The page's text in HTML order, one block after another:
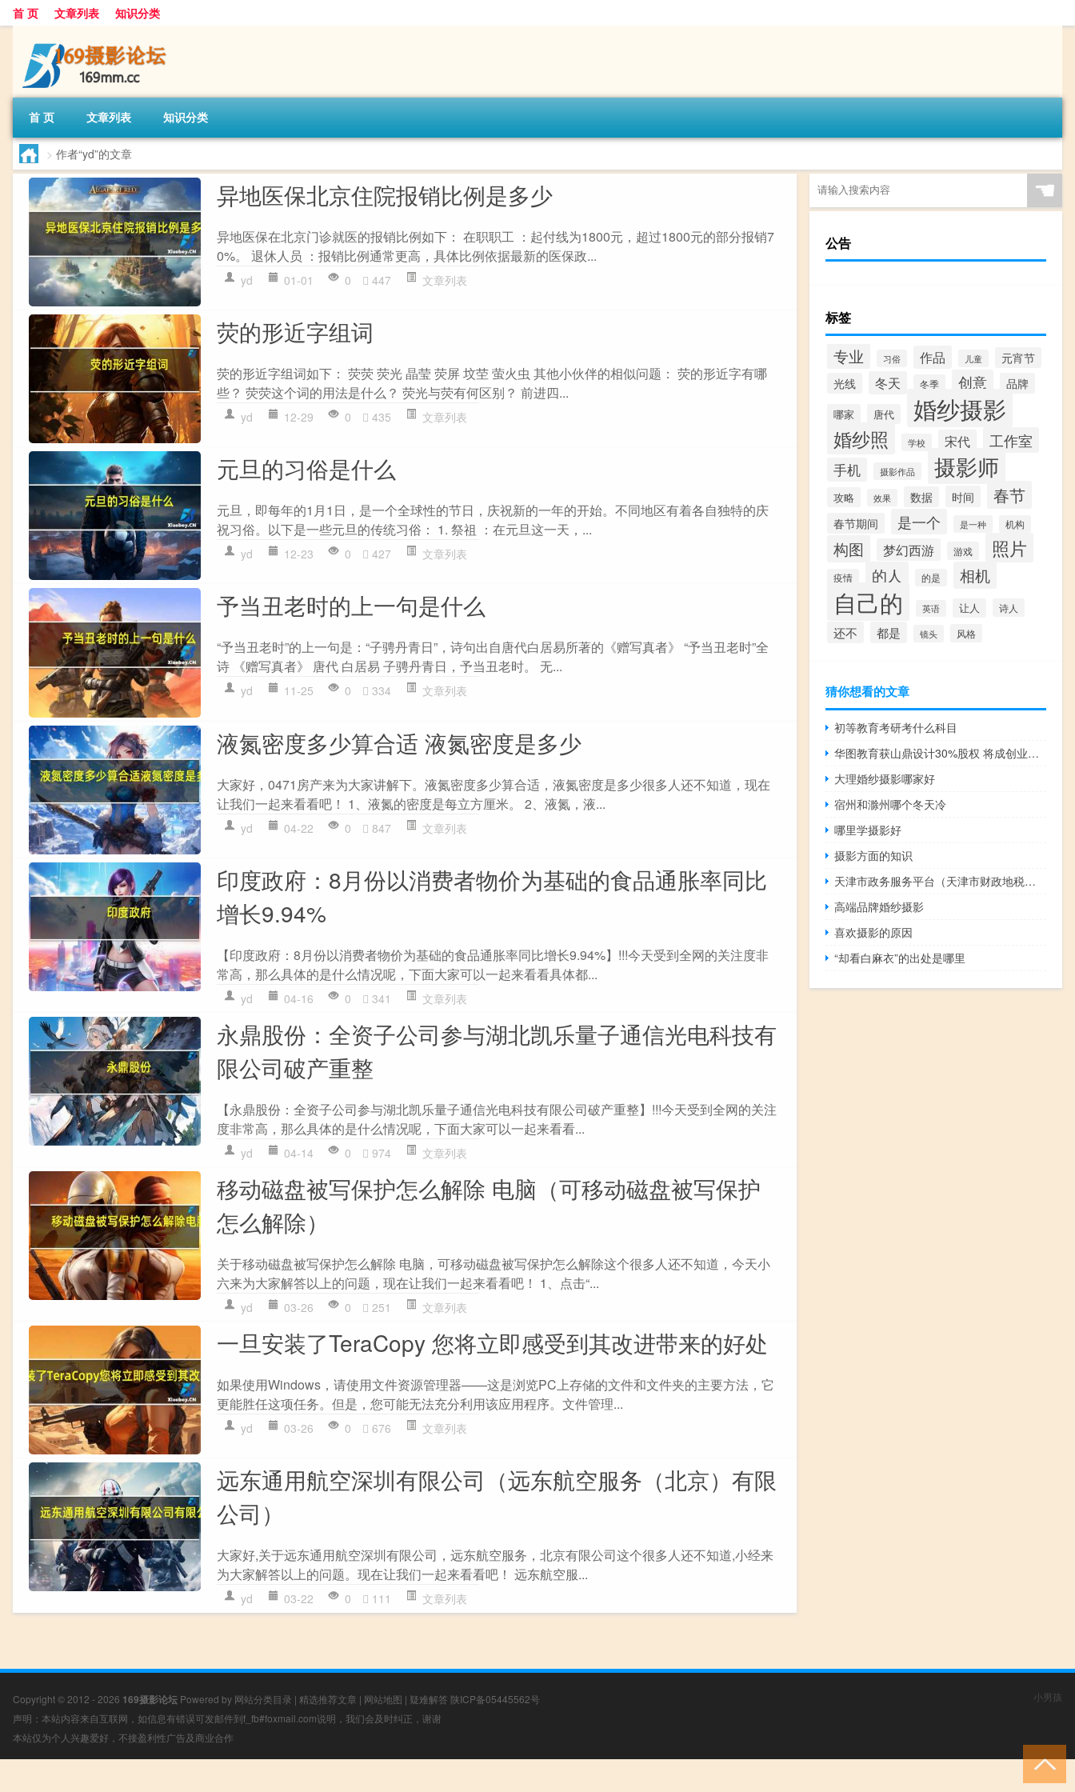
首 页 文章列表 知识分类
首 页 文章列表 知识分类
> 作者“yd”的文章
异地医保北京住院报销比例是多少
异地医保在北京门诊就医的报销比例如下： 在职职工 ：起付线为1800元，超过1800元的部分报销7
0%。 退休人员 ：报销比例通常更高，具体比例依据最新的医保政...
yd 01-01 0 447 文章列表
荧的形近字组词
荧的形近字组词如下： 荧荧 荧光 晶莹 荧屏 坟茔 萤火虫 其他小伙伴的相似问题： 荧的形近字有哪
些？ 荧荧这个词的用法是什么？ 荧光与荧有何区别？ 前进四...
yd 12-29 0 435 文章列表
元旦的习俗是什么
元旦，即每年的1月1日，是一个全球性的节日，庆祝新的一年的开始。不同地区有着各自独特的庆
祝习俗。以下是一些元旦的传统习俗： 1. 祭祖 ：在元旦这一天，...
yd 12-23 0 427 文章列表
予当丑老时的上一句是什么
“予当丑老时”的上一句是：“子骋丹青日”，诗句出自唐代白居易所著的《赠写真者》 “予当丑老时”全
诗 《赠写真者》 唐代 白居易 子骋丹青日，予当丑老时。 无...
yd 11-25 0 334 文章列表
液氮密度多少算合适 液氮密度是多少
大家好，0471房产来为大家讲解下。液氮密度多少算合适，液氮密度是多少很多人还不知道，现在
让我们一起来看看吧！ 1、液氮的密度是每立方厘米。 2、液氮，液...
yd 04-22 0 847 文章列表
印度政府：8月份以消费者物价为基础的食品通胀率同比
增长9.94%
【印度政府：8月份以消费者物价为基础的食品通胀率同比增长9.94%】!!!今天受到全网的关注度非
常高，那么具体的是什么情况呢，下面大家可以一起来看看具体都...
yd 04-16 0 341 文章列表
永鼎股份：全资子公司参与湖北凯乐量子通信光电科技有
限公司破产重整
【永鼎股份：全资子公司参与湖北凯乐量子通信光电科技有限公司破产重整】!!!今天受到全网的关注
度非常高，那么具体的是什么情况呢，下面大家可以一起来看看...
yd 04-14 0 974 文章列表
移动磁盘被写保护怎么解除 电脑（可移动磁盘被写保护
怎么解除）
关于移动磁盘被写保护怎么解除 电脑，可移动磁盘被写保护怎么解除这个很多人还不知道，今天小
六来为大家解答以上的问题，现在让我们一起来看看吧！ 1、点击“...
yd 03-26 0 251 文章列表
一旦安装了TeraCopy 您将立即感受到其改进带来的好处
如果使用Windows，请使用文件资源管理器——这是浏览PC上存储的文件和文件夹的主要方法，它
更能胜任这项任务。但是，您可能无法充分利用该应用程序。文件管理...
yd 03-26 0 676 文章列表
远东通用航空深圳有限公司（远东航空服务（北京）有限
公司）
大家好,关于远东通用航空深圳有限公司，远东航空服务，北京有限公司这个很多人还不知道,小经来
为大家解答以上的问题。现在让我们一起来看看吧！ 远东航空服...
yd 03-22 0 111 文章列表
☚
公告
标签
专业 习俗 作品 儿童
元宵节
光线
冬天 冬季 创意 品牌
哪家 唐代 婚纱摄影
婚纱照 学校 宋代 工作室
手机 摄影作品 摄影师
攻略 效果 数据 时间 春节
春节期间 是一个 是一种 机构
构图 梦幻西游 游戏 照片
疫情 的人 的是 相机
自己的 英语 让人 诗人
还不 都是 镜头 风格
猜你想看的文章
初等教育考研考什么科目
华图教育获山鼎设计30%股权 将成创业板借壳第一股？
大理婚纱摄影哪家好
宿州和滁州哪个冬天冷
哪里学摄影好
摄影方面的知识
天津市政务服务平台（天津市财政地税政务网）
高端品牌婚纱摄影
喜欢摄影的原因
“却看白麻衣”的出处是哪里
Copyright © 2012 - 2026 169摄影论坛 Powered by 网站分类目录 | 精选推荐文章 | 网站地图 | 疑难解答 陕ICP备05445562号
声明：本站内容来自互联网，如信息有错误可发邮件到f_fb#foxmail.com说明，我们会及时纠正，谢谢
本站仅为个人兴趣爱好，不接盈利性广告及商业合作
小男孩